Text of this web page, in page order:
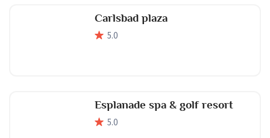
Carlsbad plaza
5.0
Esplanade spa & golf resort
5.0